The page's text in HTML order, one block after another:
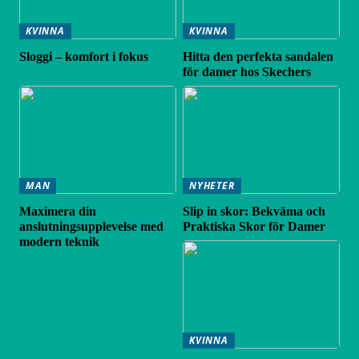
KVINNA
Sloggi – komfort i fokus
KVINNA
Hitta den perfekta sandalen
för damer hos Skechers
MAN
Maximera din
anslutningsupplevelse med
modern teknik
NYHETER
Slip in skor: Bekväma och
Praktiska Skor för Damer
KVINNA